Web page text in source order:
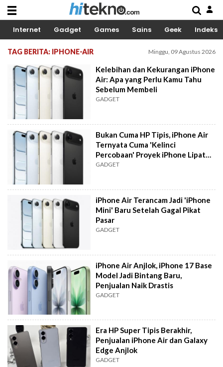
Internet Gadget Games Sains Geek Indeks
TAG BERITA: IPHONE-AIR Minggu, 09 Agustus 2026
Kelebihan dan Kekurangan iPhone
Air: Apa yang Perlu Kamu Tahu
Sebelum Membeli
GADGET
Bukan Cuma HP Tipis, iPhone Air
Ternyata Cuma 'Kelinci
Percobaan' Proyek iPhone Lipat
Apple
GADGET
iPhone Air Terancam Jadi 'iPhone
Mini' Baru Setelah Gagal Pikat
Pasar
GADGET
iPhone Air Anjlok, iPhone 17 Base
Model Jadi Bintang Baru,
Penjualan Naik Drastis
GADGET
Era HP Super Tipis Berakhir,
Penjualan iPhone Air dan Galaxy
Edge Anjlok
GADGET